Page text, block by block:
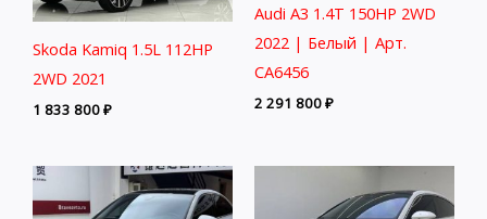
Skoda Kamiq 1.5L 112HP
2WD 2021
1 833 800₽
Audi A3 1.4T 150HP 2WD
2022 | Белый | Арт.
CA6456
2 291 800₽